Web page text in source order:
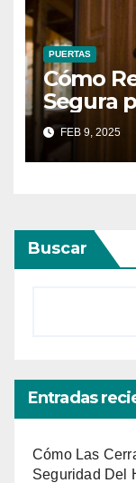
PUERTAS
Cómo
Segura
Negocio
FEB 9, 2025
Buscar
Entradas
Cómo Las
Seguridad Del